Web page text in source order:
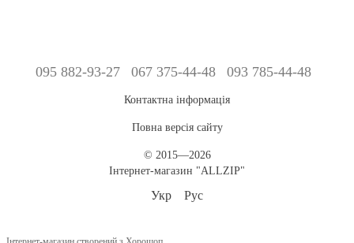
095 882-93-27 067 375-44-48 093 785-44-48
Контактна інформація
Повна версія сайту
© 2015—2026
Інтернет-магазин "ALLZIP"
Укр Рус